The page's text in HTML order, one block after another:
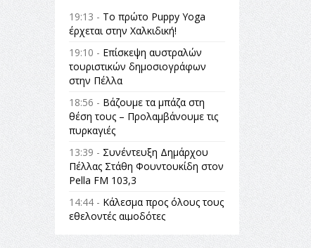
19:13 - Το πρώτο Puppy Yoga
έρχεται στην Χαλκιδική!
19:10 - Επίσκεψη αυστραλών
τουριστικών δημοσιογράφων
στην Πέλλα
18:56 - Βάζουμε τα μπάζα στη
θέση τους – Προλαμβάνουμε τις
πυρκαγιές
13:39 - Συνέντευξη Δημάρχου
Πέλλας Στάθη Φουντουκίδη στον
Pella FM 103,3
14:44 - Κάλεσμα προς όλους τους
εθελοντές αιμοδότες
14:23 -Όλη η Ελλάδα ένας